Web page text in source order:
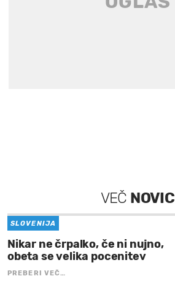
VEČ NOVIC
SLOVENIJA
Nikar ne črpalko, če ni nujno,
obeta se velika pocenitev
PREBERI VEČ…